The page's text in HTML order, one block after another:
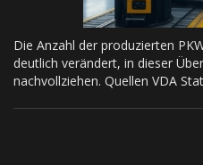
Die Anzahl der produzierten
deutlich verändert, in dieser
nachvollziehen. Quellen VDA